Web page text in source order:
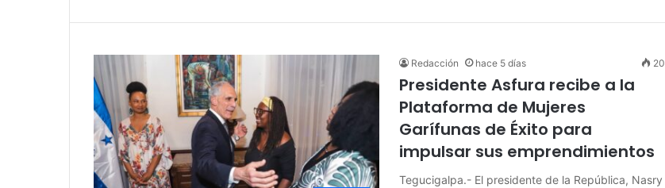
Redacción hace 5 días 20
Presidente Asfura recibe a la
Plataforma de Mujeres
Garífunas de Éxito para
impulsar sus emprendimientos
Tegucigalpa.- El presidente de la República, Nasry